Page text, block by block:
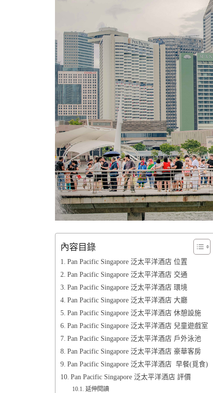
內容目錄
Pan Pacific Singapore 泛太平洋酒店 位置
Pan Pacific Singapore 泛太平洋酒店 交通
Pan Pacific Singapore 泛太平洋酒店 環境
Pan Pacific Singapore 泛太平洋酒店 大廳
Pan Pacific Singapore 泛太平洋酒店 休憩設施
Pan Pacific Singapore 泛太平洋酒店 兒童遊戲室
Pan Pacific Singapore 泛太平洋酒店 戶外泳池
Pan Pacific Singapore 泛太平洋酒店 豪華客房
Pan Pacific Singapore 泛太平洋酒店 早餐(覓食)
Pan Pacific Singapore 泛太平洋酒店 評價
延伸閱讀